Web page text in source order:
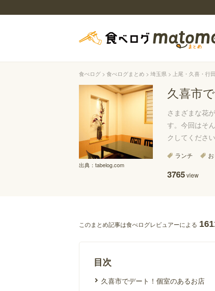
食べログ 食べログまとめ 埼玉県 上尾・久喜・行田
出典： tabelog.com
久喜市
さまざまな花
す。今回はそ
クしてください
ランチ
3765view
このまとめ記事は食べログレビュアーによる
目次
久喜市でデート！個室のあるお店